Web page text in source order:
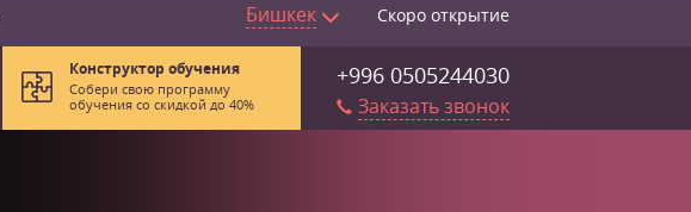
Бишкек Скоро открытие
+996 0505244030
Заказать звонок
Конструктор обучения
Собери свою программу
обучения со скидкой до 40%